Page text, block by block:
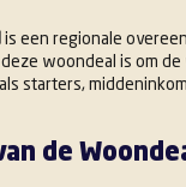
is een regionale
deze woondeal is om
starters,
de